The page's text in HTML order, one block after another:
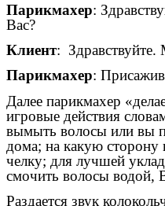
Парикмахер:
Вас?
Клиент: Здравствуйте.
Парикмахер:
Далее парикмахер
игровые действия
вымыть волосы или вы
дома; на какую сторону
челку; для лучшей
смочить волосы водой,
Раздается звук